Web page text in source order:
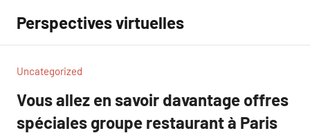
contenu
Perspectives virtuelles
Uncategorized
Vous allez en savoir davantage offres
spéciales groupe restaurant à Paris